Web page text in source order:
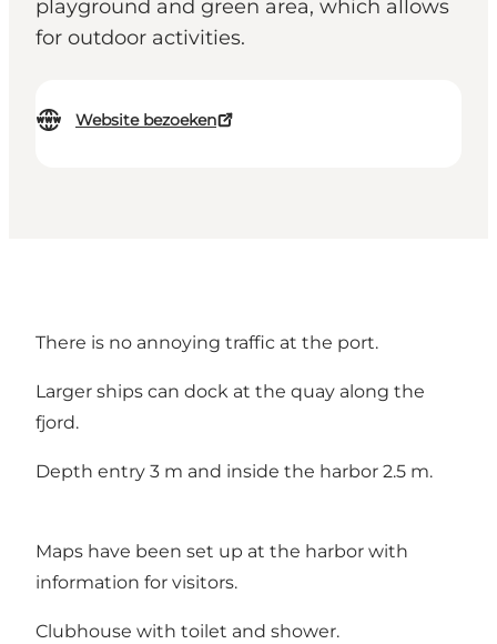
playground and green area, which allows
for outdoor activities.
Website bezoeken
There is no annoying traffic at the port.
Larger ships can dock at the quay along the
fjord.
Depth entry 3 m and inside the harbor 2.5 m.
Maps have been set up at the harbor with
information for visitors.
Clubhouse with toilet and shower.